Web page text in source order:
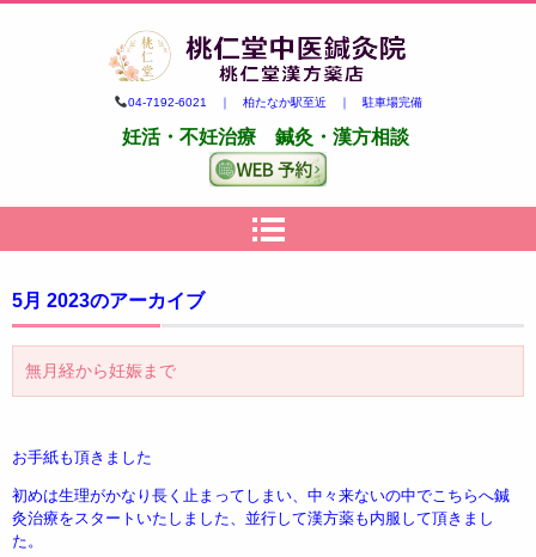
柏市の妊活・不妊治療専門 鍼
灸・漢方｜桃仁堂中医鍼灸院・
桃仁堂漢方薬店
04-7192-6021 ｜ 柏たなか駅至近 ｜ 駐車場完備
妊活・不妊治療 鍼灸・漢方相談
5月 2023のアーカイブ
無月経から妊娠まで
お手紙も頂きました
初めは生理がかなり長く止まってしまい、中々来ないの中でこちらへ鍼
灸治療をスタートいたしました、並行して漢方薬も内服して頂きまし
た。